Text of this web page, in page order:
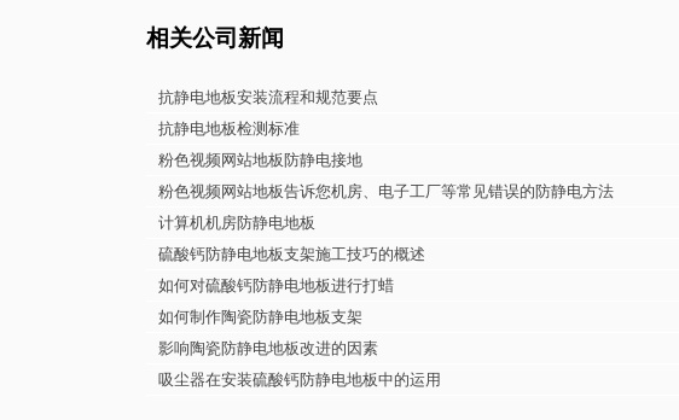
相关公司新闻
抗静电地板安装流程和规范要点
抗静电地板检测标准
粉色视频网站地板防静电接地
粉色视频网站地板告诉您机房、电子工厂等常见错误的防静电方法
计算机机房防静电地板
硫酸钙防静电地板支架施工技巧的概述
如何对硫酸钙防静电地板进行打蜡
如何制作陶瓷防静电地板支架
影响陶瓷防静电地板改进的因素
吸尘器在安装硫酸钙防静电地板中的运用